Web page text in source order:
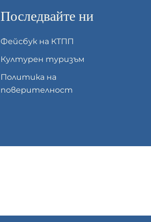
Последвайте ни
Фейсбук на КТПП
Културен туризъм
Политика на
поверителност